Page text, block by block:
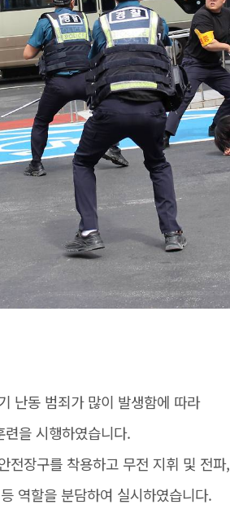
난동 범죄가 많이 발생함에 따라
을 시행하였습니다.
전장구를 착용하고 무전 지휘 및 전파,
역할을 분담하여 실시하였습니다.